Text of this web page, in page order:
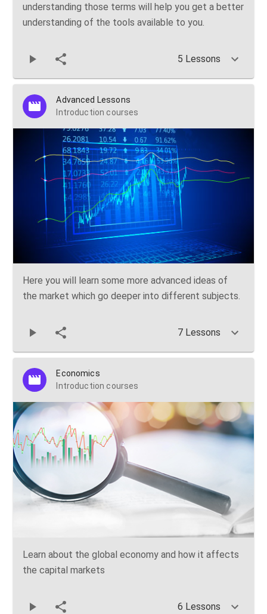
understanding those terms will help you get a better
understanding of the tools available to you.
5 Lessons
Advanced Lessons
Introduction courses
Here you will learn some more advanced ideas of
the market which go deeper into different subjects.
7 Lessons
Economics
Introduction courses
Learn about the global economy and how it affects
the capital markets
6 Lessons